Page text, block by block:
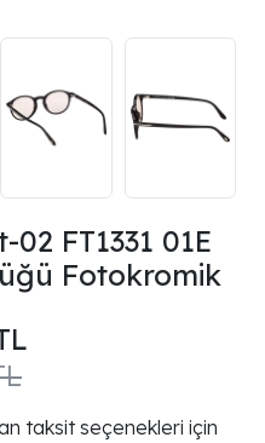
FT1331 01E
Fotokromik
taksit seçenekleri için